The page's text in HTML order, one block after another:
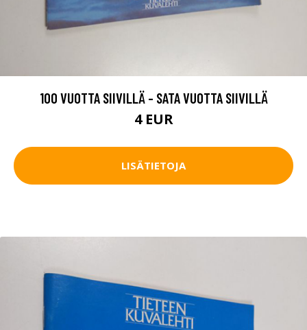
100 VUOTTA SIIVILLÄ - SATA VUOTTA SIIVILLÄ
4 EUR
LISÄTIETOJA